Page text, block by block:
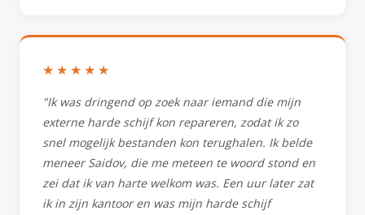
★★★★★
"Ik was dringend op zoek naar iemand die mijn
externe harde schijf kon repareren, zodat ik zo
snel mogelijk bestanden kon terughalen. Ik belde
meneer Saidov, die me meteen te woord stond en
zei dat ik van harte welkom was. Een uur later zat
ik in zijn kantoor en was mijn harde schijf